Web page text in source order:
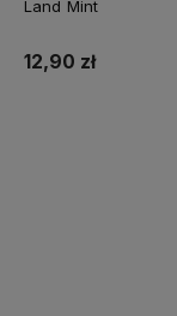
Land Mint
12,90 zł